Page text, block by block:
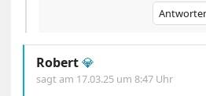
Robert💎
sagt am 17.03.25 um 8:47 Uhr